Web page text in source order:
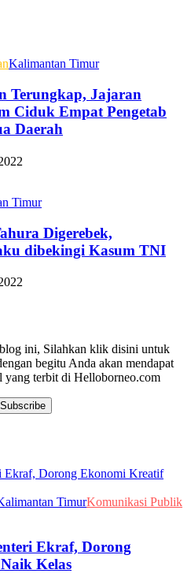
Kalimantan Timur
Terungkap, Jajaran
Ciduk Empat Pengetab
Daerah
Timur
Digerebek,
dibekingi Kasum TNI
ini, Silahkan klik disini untuk
begitu Anda akan mendapat
yang terbit di Helloborneo.com
TimurKomunikasi Publik
Ekraf, Dorong
Kelas